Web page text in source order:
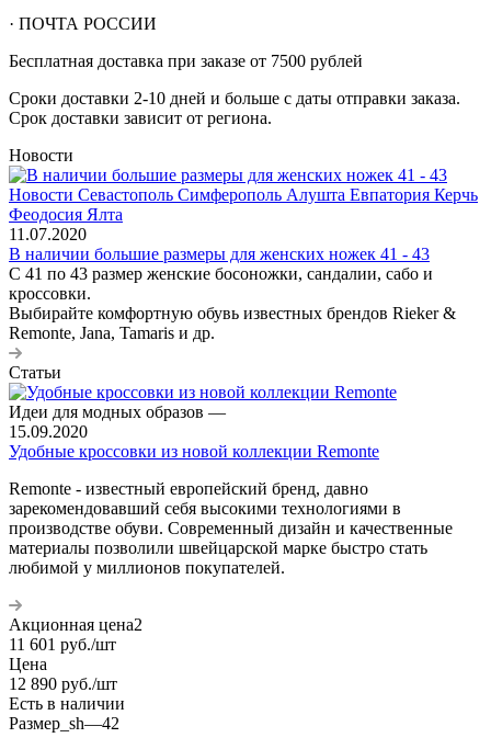
· ПОЧТА РОССИИ
Бесплатная доставка при заказе от 7500 рублей
Сроки доставки 2-10 дней и больше с даты отправки заказа.
Срок доставки зависит от региона.
Новости
11.07.2020
В наличии большие размеры для женских ножек 41 - 43
С 41 по 43 размер женские босоножки, сандалии, сабо и
кроссовки.
Выбирайте комфортную обувь известных брендов Rieker &
Remonte, Jana, Tamaris и др.
Статьи
Идеи для модных образов —
15.09.2020
Удобные кроссовки из новой коллекции Remonte
Remonte - известный европейский бренд, давно
зарекомендовавший себя высокими технологиями в
производстве обуви. Современный дизайн и качественные
материалы позволили швейцарской марке быстро стать
любимой у миллионов покупателей.
Акционная цена2
11 601 руб./шт
Цена
12 890 руб./шт
Есть в наличии
Размер_sh—42